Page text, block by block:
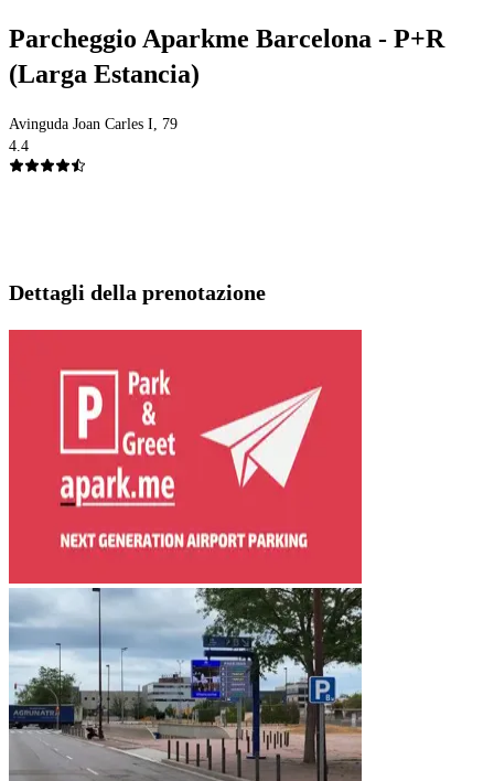
Parcheggio Aparkme Barcelona - P+R
(Larga Estancia)
Avinguda Joan Carles I, 79
4.4
Dettagli della prenotazione